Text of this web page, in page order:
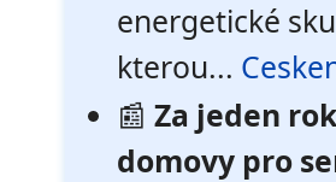
energetické
kterou...
📰Za jeden
domovy pro